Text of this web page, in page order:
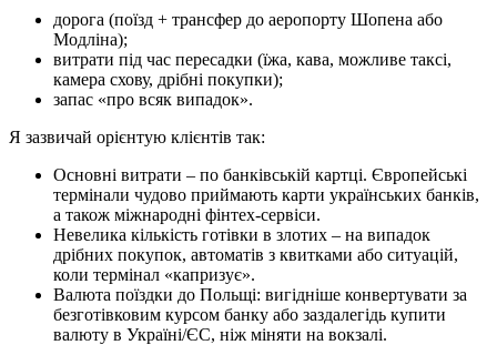
дорога (поїзд + трансфер до аеропорту Шопена або
Модліна);
витрати під час пересадки (їжа, кава, можливе таксі,
камера схову, дрібні покупки);
запас «про всяк випадок».
Я зазвичай орієнтую клієнтів так:
Основні витрати – по банківській картці. Європейські
термінали чудово приймають карти українських банків,
а також міжнародні фінтех‑сервіси.
Невелика кількість готівки в злотих – на випадок
дрібних покупок, автоматів з квитками або ситуацій,
коли термінал «капризує».
Валюта поїздки до Польщі: вигідніше конвертувати за
безготівковим курсом банку або заздалегідь купити
валюту в Україні/ЄС, ніж міняти на вокзалі.